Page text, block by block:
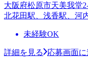
大阪府松原市天美我堂
北花田駅、浅香駅、河
未経験OK
詳細を見る
応募画面に